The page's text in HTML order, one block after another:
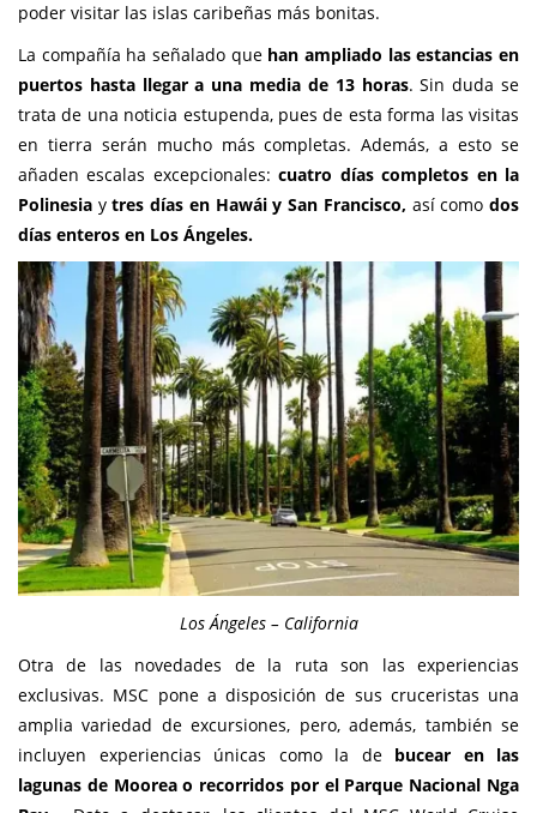
poder visitar las islas caribeñas más bonitas.
La compañía ha señalado que han ampliado las estancias en
puertos hasta llegar a una media de 13 horas. Sin duda se
trata de una noticia estupenda, pues de esta forma las visitas
en tierra serán mucho más completas. Además, a esto se
añaden escalas excepcionales:cuatro días completos en la
Polinesia ytres días en Hawái y San Francisco, así como dos
días enteros en Los Ángeles.
Los Ángeles – California
Otra de las novedades de la ruta son las experiencias
exclusivas. MSC pone a disposición de sus cruceristas una
amplia variedad de excursiones, pero, además, también se
incluyen experiencias únicas como la de bucear en las
lagunas de Moorea o recorridos por el Parque Nacional Nga